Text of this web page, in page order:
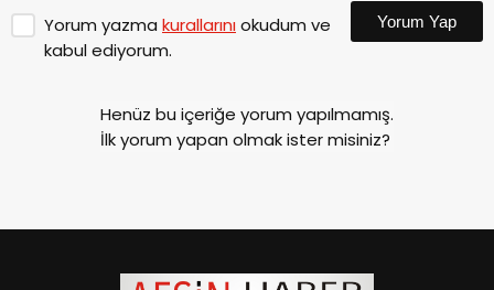
Yorum yazma kurallarınıokudum ve
kabul ediyorum.
Yorum Yap
Henüz bu içeriğe yorum yapılmamış.
İlk yorum yapan olmak ister misiniz?